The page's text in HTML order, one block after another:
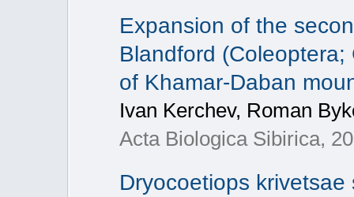
Expansion of the
Blandford
of Khamar-Daban
Ivan Kerchev, Roman
Acta Biologica Sibirica,
Dryocoetiops